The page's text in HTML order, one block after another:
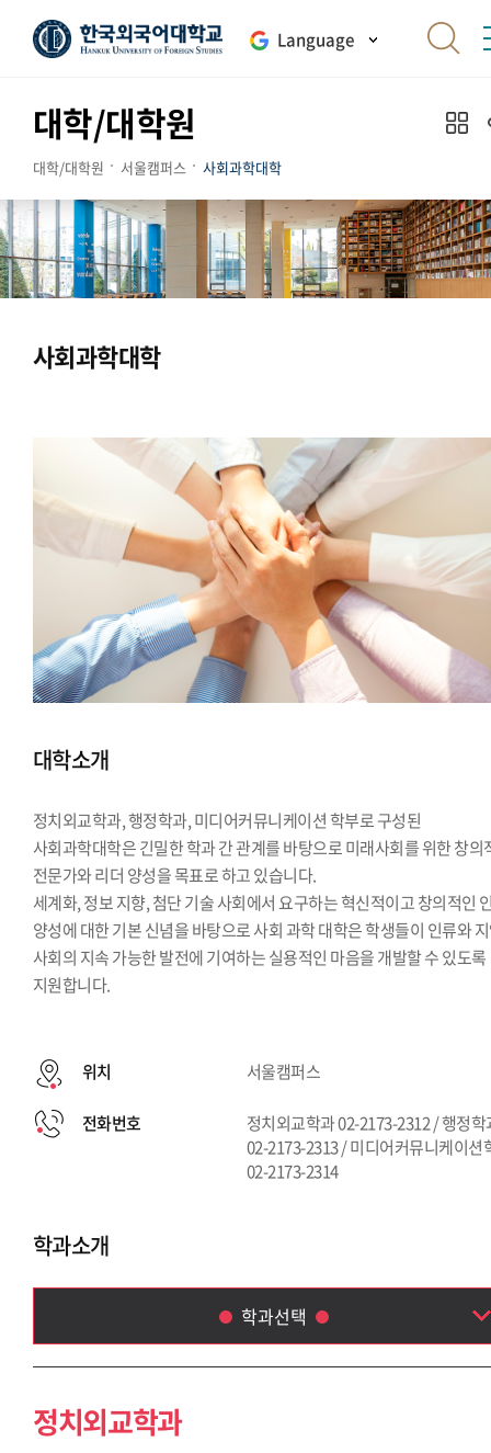
Language
대학/대학원
대학/대학원 서울캠퍼스 사회과학대학
사회과학대학
대학소개
정치외교학과, 행정학과, 미디어커뮤니케이션 학부로 구성된
사회과학대학은 긴밀한 학과 간 관계를 바탕으로 미래사회를 위한 창의
전문가와 리더 양성을 목표로 하고 있습니다.
세계화, 정보 지향, 첨단 기술 사회에서 요구하는 혁신적이고 창의적인
양성에 대한 기본 신념을 바탕으로 사회 과학 대학은 학생들이 인류와
사회의 지속 가능한 발전에 기여하는 실용적인 마음을 개발할 수 있도록
지원합니다.
위치 서울캠퍼스
전화번호
정치외교학과 02-2173-2312 / 행정학
02-2173-2313 / 미디어커뮤니케이션
02-2173-2314
학과소개
학과선택
정치외교학과
정치외교학과